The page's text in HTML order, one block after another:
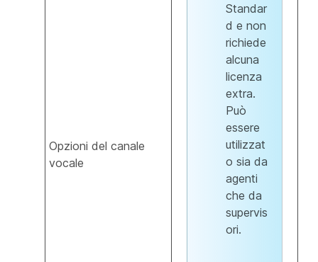
Opzioni del canale
vocale
Standar
d e non
richiede
alcuna
licenza
extra.
Può
essere
utilizzat
o sia da
agenti
che da
supervis
ori.